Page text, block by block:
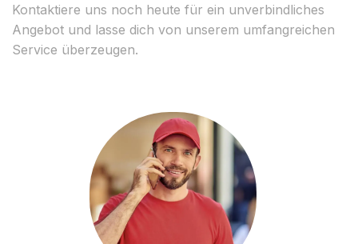
Kontaktiere uns noch heute für ein unverbindliches
Angebot und lasse dich von unserem umfangreichen
Service überzeugen.